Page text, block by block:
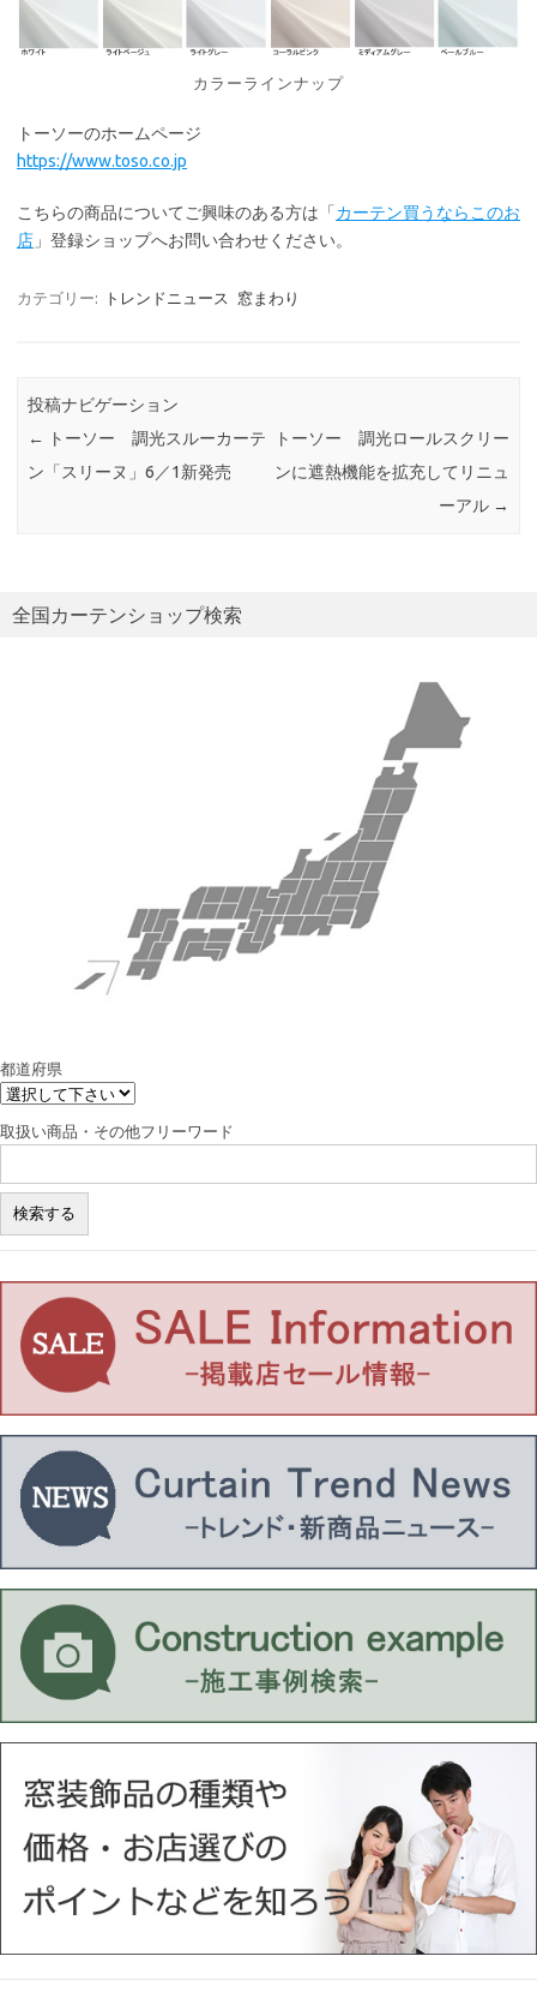
カラーラインナップ
トーソーのホームページ
https://www.toso.co.jp
こちらの商品についてご興味のある方は「カーテン買うならこのお
店 」登録ショップへお問い合わせください。
カテゴリー: トレンドニュース 窓まわり
投稿ナビゲーション
←
トーソー 調光スルーカーテ
ン「スリーヌ」6／1新発売
トーソー 調光ロールスクリー
ンに遮熱機能を拡充してリニュ
ーアル →
全国カーテンショップ検索
都道府県
取扱い商品・その他フリーワード